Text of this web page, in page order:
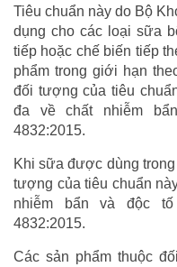
Tiêu chuẩn này do Bộ
dụng cho các loại sữa
tiếp hoặc chế biến tiếp
phẩm trong giới hạn
đối tượng của tiêu
đa về chất nhiễm
4832:2015.
Khi sữa được dùng
tượng của tiêu chuẩn
nhiễm bẩn và độc
4832:2015.
Các sản phẩm thuộc